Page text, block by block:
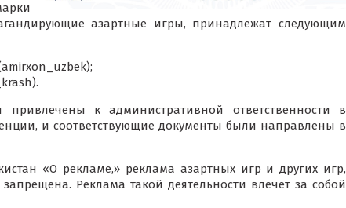
азартные игры, принадлежат следующим
к административной ответственности в
и соответствующие документы были направлены в
«О рекламе,» реклама азартных игр и других игр,
Реклама такой деятельности влечет за собой